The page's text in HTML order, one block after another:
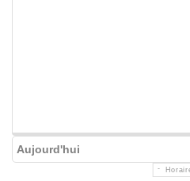
Aujourd'hui